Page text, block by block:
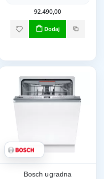
92.490,00
Dodaj
Bosch ugradna